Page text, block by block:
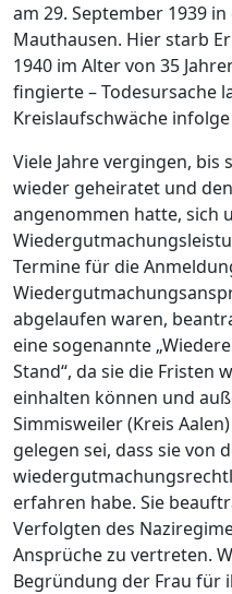
am 29. September 1939
Mauthausen. Hier starb
1940 im Alter von 35
fingierte – Todesursache
Kreislaufschwäche infolge
Viele Jahre vergingen,
wieder geheiratet und
angenommen hatte, sich
Termine für die
abgelaufen waren,
eine sogenannte
Stand“, da sie die Fristen
einhalten können und
Simmisweiler (Kreis
gelegen sei, dass sie von
erfahren habe. Sie
Verfolgten des
Ansprüche zu vertreten.
Begründung der Frau für